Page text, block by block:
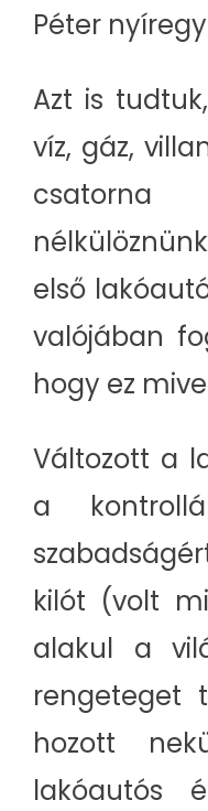
Péter
Azt is
víz, gáz,
első
valójában
hogy ez
Változott a
a
kilót (volt
alakul a
rengeteget
hozott
lakóautós